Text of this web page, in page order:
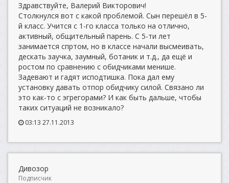
Здравствуйте, Валерий Викторович!
Столкнулся вот с какой проблемой. Сын перешёл в 5-
й класс. Учится с 1-го класса только на отлично,
активный, общительный парень. С 5-ти лет
занимается спртом, но в классе начали высмеивать,
дескать заучка, заумный, ботаник и т.д., да ещё и
ростом по сравнению с обидчиками менише.
Задевают и гадят исподтишка. Пока дал ему
установку давать отпор обидчику силой. Связано ли
это как-то с эгрегорами? И как быть дальше, чтобы
таких ситуаций не возникало?
03:13 27.11.2013
Дивозор
Подписчик